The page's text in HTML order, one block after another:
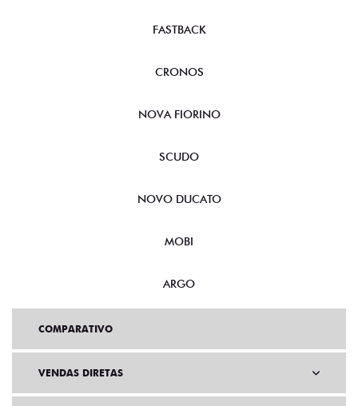
FASTBACK
CRONOS
NOVA FIORINO
SCUDO
NOVO DUCATO
MOBI
ARGO
COMPARATIVO
VENDAS DIRETAS